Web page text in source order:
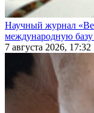
Научный журнал
международную
7 августа 2026, 17:32